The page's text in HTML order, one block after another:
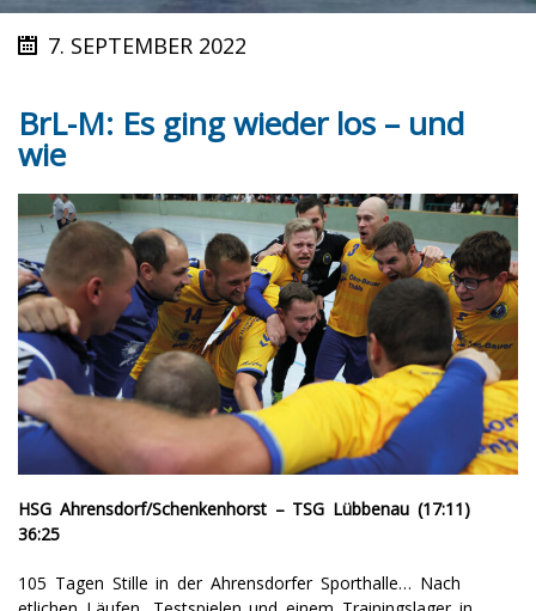
7. SEPTEMBER 2022
BrL-M: Es ging wieder los – und
wie
HSG Ahrensdorf/Schenkenhorst – TSG Lübbenau (17:11)
36:25
105 Tagen Stille in der Ahrensdorfer Sporthalle… Nach